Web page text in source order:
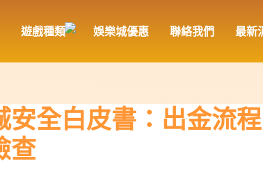
遊戲種類 娛樂城優惠 聯絡我們 最新
安全白皮書：出金流
查